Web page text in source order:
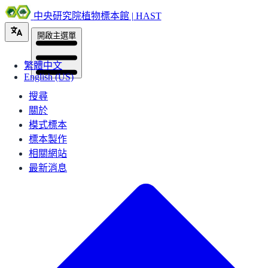
中央研究院植物標本館 | HAST
繁體中文
English (US)
開啟主選單
搜尋
關於
模式標本
標本製作
相關網站
最新消息